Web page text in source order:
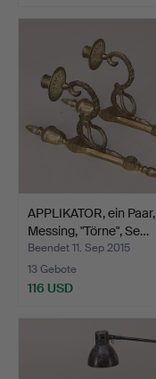
APPLIKATOR, ein Paar,
Messing, "Törne", Se…
Beendet 11. Sep 2015
13 Gebote
116 USD